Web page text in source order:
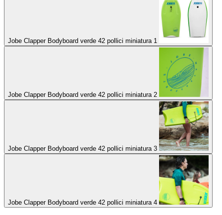
Jobe Clapper Bodyboard verde 42 pollici miniatura 1
Jobe Clapper Bodyboard verde 42 pollici miniatura 2
Jobe Clapper Bodyboard verde 42 pollici miniatura 3
Jobe Clapper Bodyboard verde 42 pollici miniatura 4